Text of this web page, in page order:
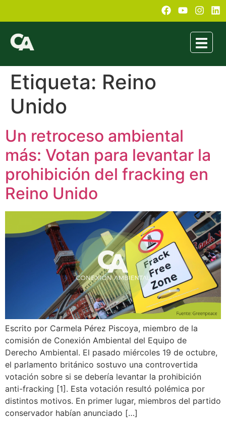
Etiqueta: Reino
Unido
Un retroceso ambiental
más: Votan para levantar la
prohibición del fracking en
Reino Unido
Escrito por Carmela Pérez Piscoya, miembro de la
comisión de Conexión Ambiental del Equipo de
Derecho Ambiental. El pasado miércoles 19 de octubre,
el parlamento británico sostuvo una controvertida
votación sobre si se debería levantar la prohibición
anti-fracking [1]. Esta votación resultó polémica por
distintos motivos. En primer lugar, miembros del partido
conservador habían anunciado […]